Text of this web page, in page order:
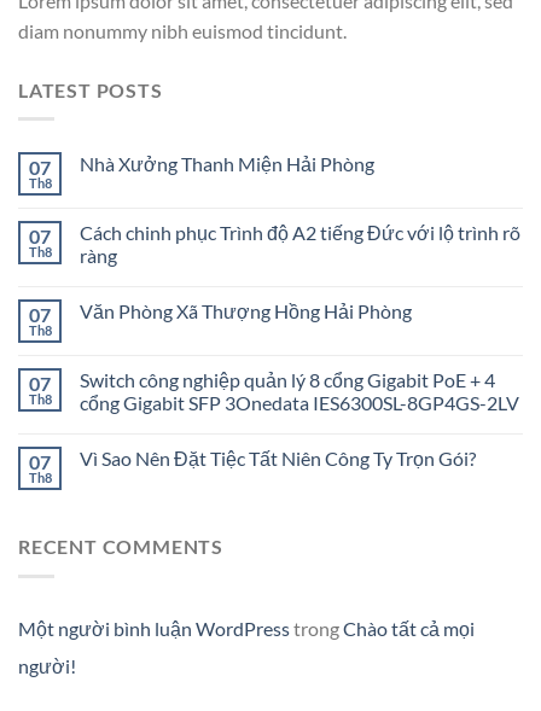
diam nonummy nibh euismod tincidunt.
LATEST POSTS
07
Th8
Nhà Xưởng Thanh Miện Hải Phòng
07
Th8
Cách chinh phục Trình độ A2 tiếng Đức với lộ trình rõ
ràng
07
Th8
Văn Phòng Xã Thượng Hồng Hải Phòng
07
Th8
Switch công nghiệp quản lý 8 cổng Gigabit PoE + 4
cổng Gigabit SFP 3Onedata IES6300SL-8GP4GS-2LV
07
Th8
Vì Sao Nên Đặt Tiệc Tất Niên Công Ty Trọn Gói?
RECENT COMMENTS
Một người bình luận WordPresstrongChào tất cả mọi
người!